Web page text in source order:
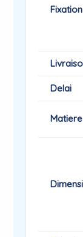
Fixation
Delai
Matiere